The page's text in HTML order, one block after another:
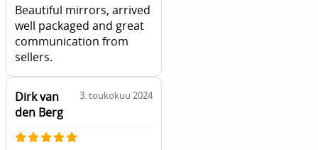
Beautiful mirrors, arrived
well packaged and great
communication from
sellers.
Dirk van
den Berg
3. toukokuu 2024